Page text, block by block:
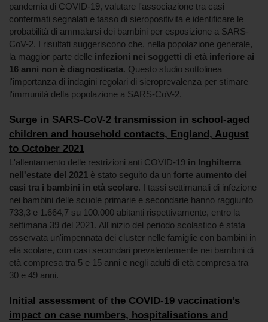
pandemia di COVID-19, valutare l'associazione tra casi
confermati segnalati e tasso di sieropositività e identificare le
probabilità di ammalarsi dei bambini per esposizione a SARS-
CoV-2. I risultati suggeriscono che, nella popolazione generale,
la maggior parte delle infezioni nei soggetti di età inferiore ai
16 anni non è diagnosticata. Questo studio sottolinea
l'importanza di indagini regolari di sieroprevalenza per stimare
l'immunità della popolazione a SARS-CoV-2.
Surge in SARS-CoV-2 transmission in school-aged
children and household contacts, England, August
to October 2021
L'allentamento delle restrizioni anti COVID-19 in Inghilterra
nell'estate del 2021 è stato seguito da un forte aumento dei
casi tra i bambini in età scolare. I tassi settimanali di infezione
nei bambini delle scuole primarie e secondarie hanno raggiunto
733,3 e 1.664,7 su 100.000 abitanti rispettivamente, entro la
settimana 39 del 2021. All'inizio del periodo scolastico è stata
osservata un'impennata dei cluster nelle famiglie con bambini in
età scolare, con casi secondari prevalentemente nei bambini di
età compresa tra 5 e 15 anni e negli adulti di età compresa tra
30 e 49 anni.
Initial assessment of the COVID-19 vaccination’s
impact on case numbers, hospitalisations and